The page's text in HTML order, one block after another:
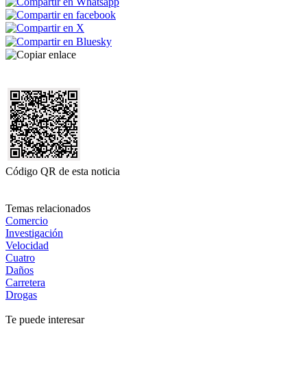
Código QR de esta noticia
Temas relacionados
Comercio
Investigación
Velocidad
Cuatro
Daños
Carretera
Drogas
Te puede interesar